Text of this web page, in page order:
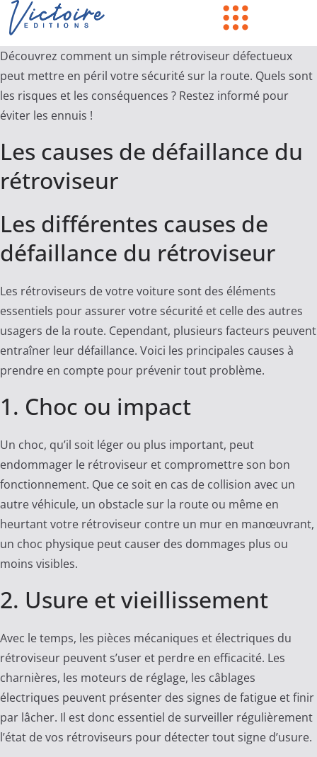
Découvrez comment un simple rétroviseur défectueux
peut mettre en péril votre sécurité sur la route. Quels sont
les risques et les conséquences ? Restez informé pour
éviter les ennuis !
Les causes de défaillance du
rétroviseur
Les différentes causes de
défaillance du rétroviseur
Les rétroviseurs de votre voiture sont des éléments
essentiels pour assurer votre sécurité et celle des autres
usagers de la route. Cependant, plusieurs facteurs peuvent
entraîner leur défaillance. Voici les principales causes à
prendre en compte pour prévenir tout problème.
1. Choc ou impact
Un choc, qu’il soit léger ou plus important, peut
endommager le rétroviseur et compromettre son bon
fonctionnement. Que ce soit en cas de collision avec un
autre véhicule, un obstacle sur la route ou même en
heurtant votre rétroviseur contre un mur en manœuvrant,
un choc physique peut causer des dommages plus ou
moins visibles.
2. Usure et vieillissement
Avec le temps, les pièces mécaniques et électriques du
rétroviseur peuvent s’user et perdre en efficacité. Les
charnières, les moteurs de réglage, les câblages
électriques peuvent présenter des signes de fatigue et finir
par lâcher. Il est donc essentiel de surveiller régulièrement
l’état de vos rétroviseurs pour détecter tout signe d’usure.